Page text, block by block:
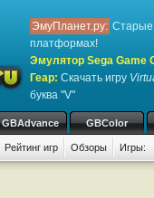
ЭмуПланет.ру: Старые
платформах!
Эмулятор Sega Game
Геар: Скачать игру
буква "V"
GBAdvance GBColor
Рейтинг игр Обзоры Игры: